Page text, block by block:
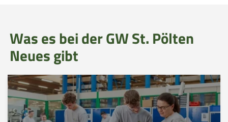
Was es bei der GW St. Pölten
Neues gibt